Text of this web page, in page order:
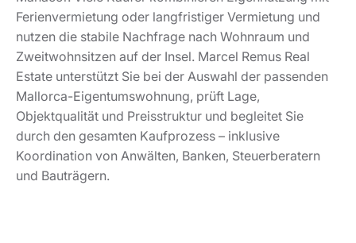
Ferienvermietung oder langfristiger Vermietung und
nutzen die stabile Nachfrage nach Wohnraum und
Zweitwohnsitzen auf der Insel. Marcel Remus Real
Estate unterstützt Sie bei der Auswahl der passenden
Mallorca-Eigentumswohnung, prüft Lage,
Objektqualität und Preisstruktur und begleitet Sie
durch den gesamten Kaufprozess – inklusive
Koordination von Anwälten, Banken, Steuerberatern
und Bauträgern.